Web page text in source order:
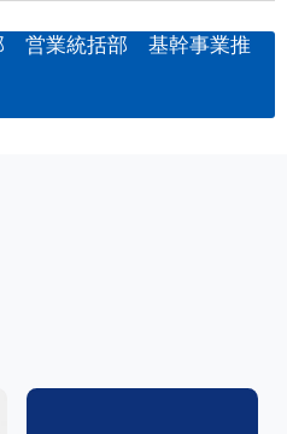
営業統括部 基幹事業推